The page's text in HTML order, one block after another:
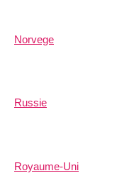
Norvege
Russie
Royaume-Uni